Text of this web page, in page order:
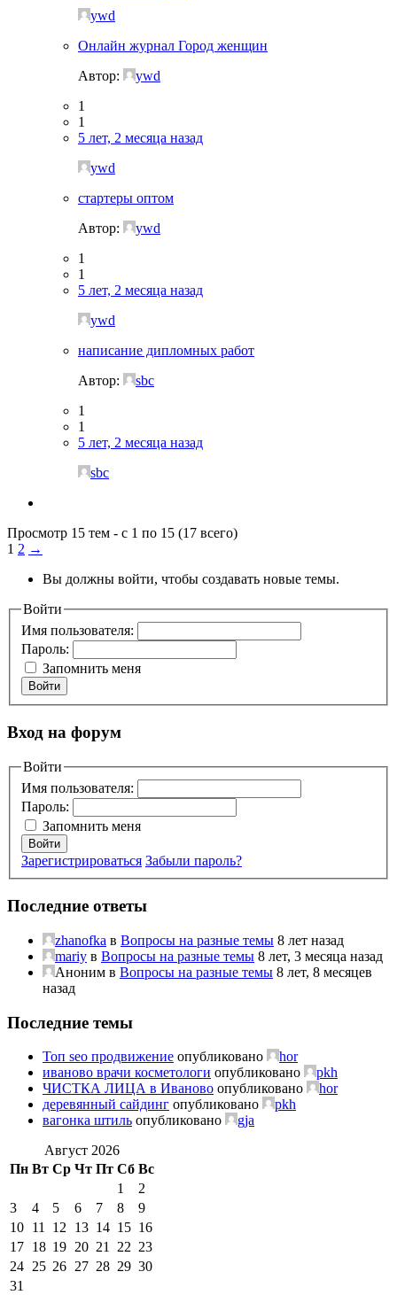
ywd
Онлайн журнал Город женщин
Автор:
ywd
1
1
5 лет, 2 месяца назад
ywd
стартеры оптом
Автор:
ywd
1
1
5 лет, 2 месяца назад
ywd
написание дипломных работ
Автор:
sbc
1
1
5 лет, 2 месяца назад
sbc
Просмотр 15 тем - с 1 по 15 (17 всего)
1 2 →
Вы должны войти, чтобы создавать новые темы.
Войти
Имя пользователя:
Пароль:
Запомнить меня
Войти
Вход на форум
Войти
Имя пользователя:
Пароль:
Запомнить меня
Войти
Зарегистрироваться Забыли пароль?
Последние ответы
zhanofka в Вопросы на разные темы 8 лет назад
mariy в Вопросы на разные темы 8 лет, 3 месяца назад
Аноним в Вопросы на разные темы 8 лет, 8 месяцев
назад
Последние темы
Топ seo продвижение опубликовано
hor
иваново врачи косметологи опубликовано
pkh
ЧИСТКА ЛИЦА в Иваново опубликовано
hor
деревянный сайдинг опубликовано
pkh
вагонка штиль опубликовано
gja
Август 2026
Пн Вт Ср Чт Пт Сб Вс
1
2
3
4 5 6 7 8
9
10 11 12 13 14 15 16
17 18 19 20 21 22 23
24 25 26 27 28 29 30
31